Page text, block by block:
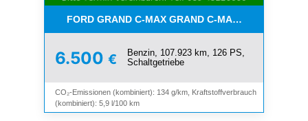
FORD GRAND C-MAX GRAND C-MAX TITANIUM*7-
6.500 €
Benzin, 107.923 km, 126 PS,
Schaltgetriebe
CO₂-Emissionen (kombiniert): 134 g/km, Kraftstoffverbrauch
(kombiniert): 5,9 l/100 km